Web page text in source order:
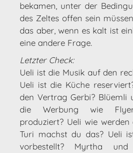
bekamen, unter der
des Zeltes offen sein
das aber, wenn es kalt ist
eine andere Frage.
Letzter Check:
Ueli ist die Musik auf den
Ueli ist die Küche
den Vertrag Gerbi? Blüemli
die Werbung wie
produziert? Ueli wie
Turi machst du das? Ueli
vorbestellt? Myrtha